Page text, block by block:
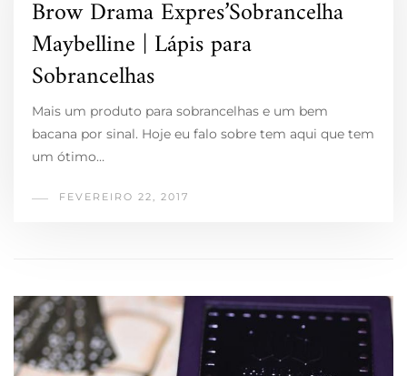
Brow Drama Expres’Sobrancelha
Maybelline | Lápis para
Sobrancelhas
Mais um produto para sobrancelhas e um bem
bacana por sinal. Hoje eu falo sobre tem aqui que tem
um ótimo…
FEVEREIRO 22, 2017